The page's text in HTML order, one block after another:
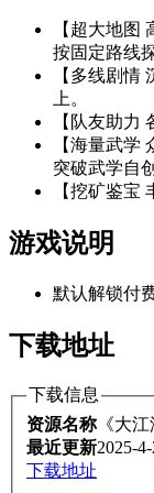
【超大地
按固定路线
【多线剧
上。
【队友助
【海量武学
突破武学自
【挖矿鉴
游戏说明
默认解锁付
下载地址
下载信息
资源名称《大江
最近更新2025-4-
下载地址